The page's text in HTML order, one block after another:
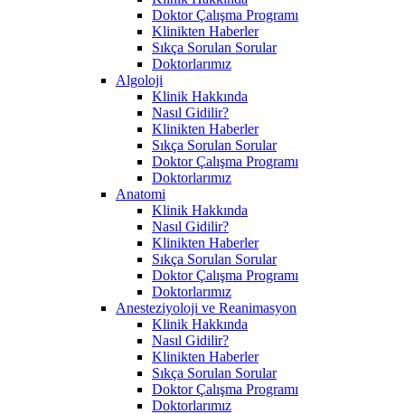
Doktor Çalışma Programı
Klinikten Haberler
Sıkça Sorulan Sorular
Doktorlarımız
Algoloji
Klinik Hakkında
Nasıl Gidilir?
Klinikten Haberler
Sıkça Sorulan Sorular
Doktor Çalışma Programı
Doktorlarımız
Anatomi
Klinik Hakkında
Nasıl Gidilir?
Klinikten Haberler
Sıkça Sorulan Sorular
Doktor Çalışma Programı
Doktorlarımız
Anesteziyoloji ve Reanimasyon
Klinik Hakkında
Nasıl Gidilir?
Klinikten Haberler
Sıkça Sorulan Sorular
Doktor Çalışma Programı
Doktorlarımız